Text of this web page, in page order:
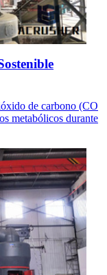
de carbono (CO
metabólicos durante